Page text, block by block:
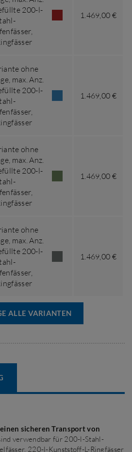
200-l-
1.469,00 €
ohne
, max. Anz.
200-l-
1.469,00 €
ohne
, max. Anz.
200-l-
1.469,00 €
ohne
, max. Anz.
200-l-
1.469,00 €
ALLE VARIANTEN
sicheren Transport von
verwendbar für 200-l-Stahl-
220-l-Kunststoff-L-Ringfässer